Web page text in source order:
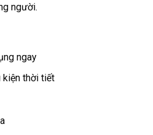
người.
ngay
kiện thời tiết